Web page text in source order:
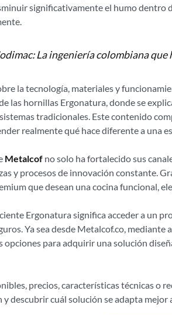
significativamente el humo dentro
La ingeniería colombiana
la tecnología, materiales y
las hornillas Ergonatura, donde se
tradicionales. Este contenido
realmente qué hace diferente a una
Metalcof no solo ha fortalecido sus
y procesos de innovación constante.
que desean una cocina funcional,
Ergonatura significa acceder a un
Ya sea desde Metalcof.co,
opciones para adquirir una solución
precios, características técnicas o
descubrir cuál solución se adapta mejor